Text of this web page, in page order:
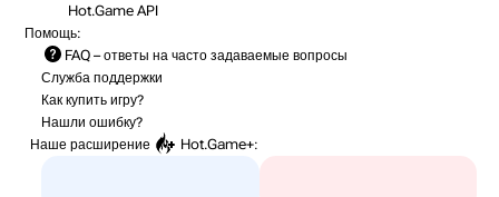
Hot.Game API
Помощь:
FAQ – ответы на часто задаваемые вопросы
Служба поддержки
Как купить игру?
Нашли ошибку?
Наше расширение
Hot.Game+: